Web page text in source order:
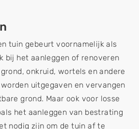
tuin gebeurt voornamelijk als
bij het aanleggen of renoveren
onkruid, wortels en andere
uitgegaven en vervangen
grond. Maar ook voor losse
het aanleggen van bestrating
nodig zijn om de tuin af te